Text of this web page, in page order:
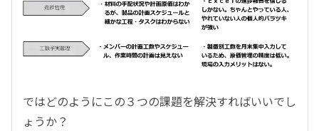
ではどのようにこの３つの課題を解決すればいいでし
ょうか？